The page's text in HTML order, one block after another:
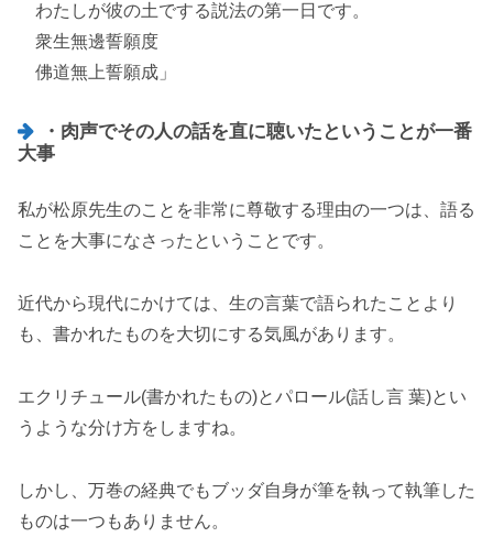
わたしが彼の土でする説法の第一日です。
衆生無邊誓願度
佛道無上誓願成」
・肉声でその人の話を直に聴いたということが一番
大事
私が松原先生のことを非常に尊敬する理由の一つは、語る
ことを大事になさったということです。
近代から現代にかけては、生の言葉で語られたことより
も、書かれたものを大切にする気風があります。
エクリチュール(書かれたもの)とパロール(話し言 葉)とい
うような分け方をしますね。
しかし、万巻の経典でもブッダ自身が筆を執って執筆した
ものは一つもありません。